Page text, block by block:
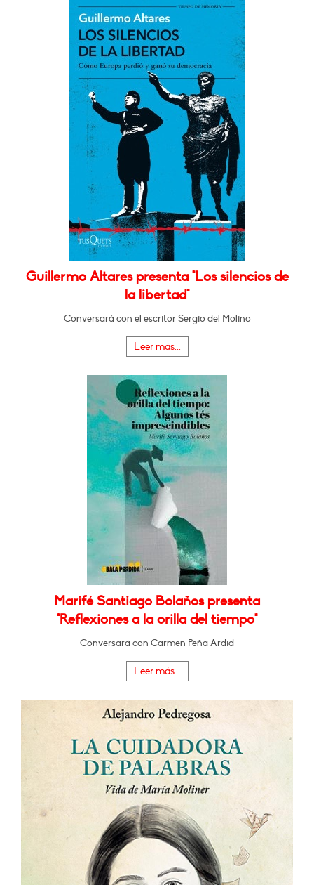
Guillermo Altares presenta "Los silencios de
la libertad"
Conversará con el escritor Sergio del Molino
Leer más...
Marifé Santiago Bolaños presenta
"Reflexiones a la orilla del tiempo"
Conversará con Carmen Peña Ardid
Leer más...